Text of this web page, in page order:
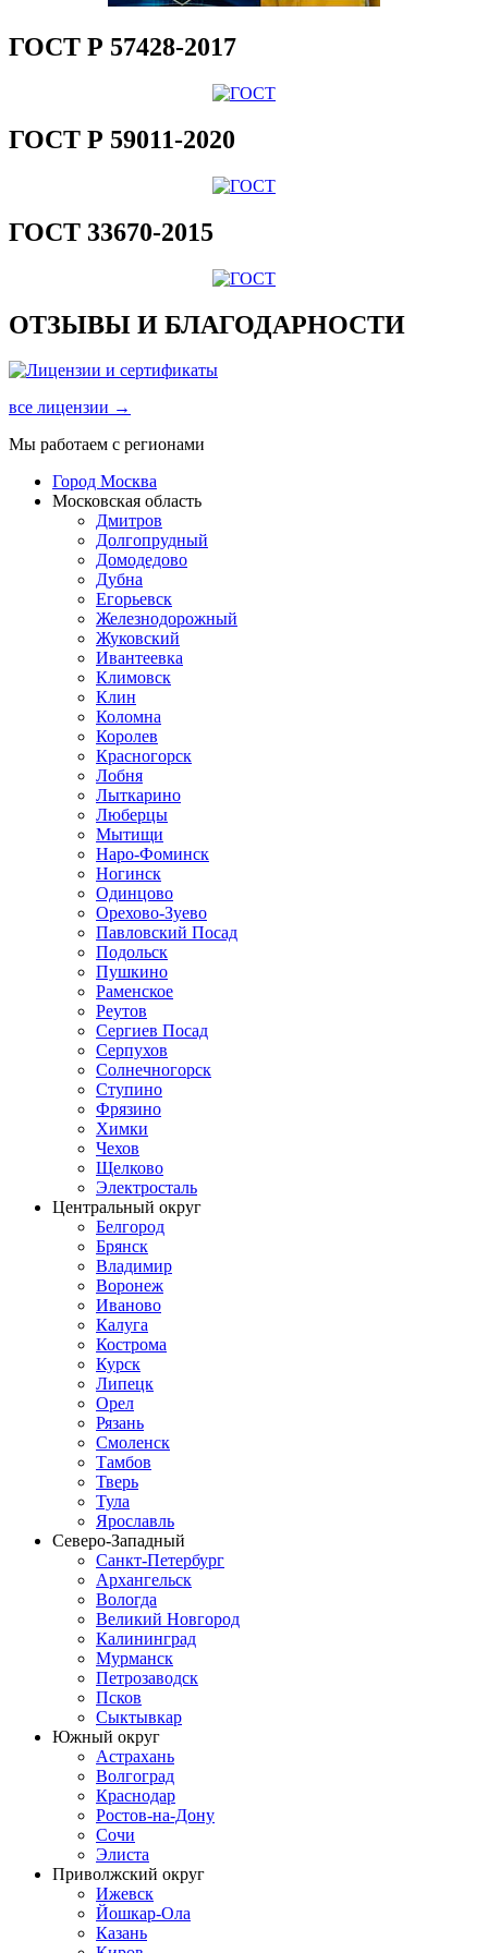
ГОСТ Р 57428-2017
ГОСТ Р 59011-2020
ГОСТ 33670-2015
ОТЗЫВЫ И БЛАГОДАРНОСТИ
все лицензии →
Мы работаем с регионами
Город Москва
Московская область
Дмитров
Долгопрудный
Домодедово
Дубна
Егорьевск
Железнодорожный
Жуковский
Ивантеевка
Климовск
Клин
Коломна
Королев
Красногорск
Лобня
Лыткарино
Люберцы
Мытищи
Наро-Фоминск
Ногинск
Одинцово
Орехово-Зуево
Павловский Посад
Подольск
Пушкино
Раменское
Реутов
Сергиев Посад
Серпухов
Солнечногорск
Ступино
Фрязино
Химки
Чехов
Щелково
Электросталь
Центральный округ
Белгород
Брянск
Владимир
Воронеж
Иваново
Калуга
Кострома
Курск
Липецк
Орел
Рязань
Смоленск
Тамбов
Тверь
Тула
Ярославль
Северо-Западный
Санкт-Петербург
Архангельск
Вологда
Великий Новгород
Калининград
Мурманск
Петрозаводск
Псков
Сыктывкар
Южный округ
Астрахань
Волгоград
Краснодар
Ростов-на-Дону
Сочи
Элиста
Приволжский округ
Ижевск
Йошкар-Ола
Казань